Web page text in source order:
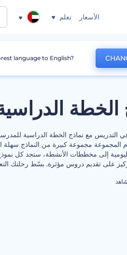
الأسعار تعلم
الخطة
التدريس مع نماذج الخطة الدراسية
المجموعة مجموعة كبيرة من النماذج
إلى مخططات الأنشطة، ستجد كل
على تقديم دروس مؤثرة. بسّط رحلتك
language to English?